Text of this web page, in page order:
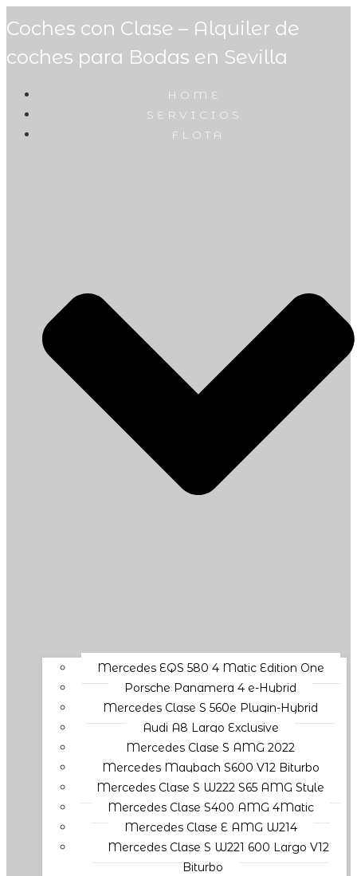
Coches con Clase – Alquiler de
coches para Bodas en Sevilla
HOME
SERVICIOS
FLOTA
Mercedes EQS 580 4 Matic Edition One
Porsche Panamera 4 e-Hybrid
Mercedes Clase S 560e Plugin-Hybrid
Audi A8 Largo Exclusive
Mercedes Clase S AMG 2022
Mercedes Maybach S600 V12 Biturbo
Mercedes Clase S W222 S65 AMG Style
Mercedes Clase S400 AMG 4Matic
Mercedes Clase E AMG W214
Mercedes Clase S W221 600 Largo V12
Biturbo